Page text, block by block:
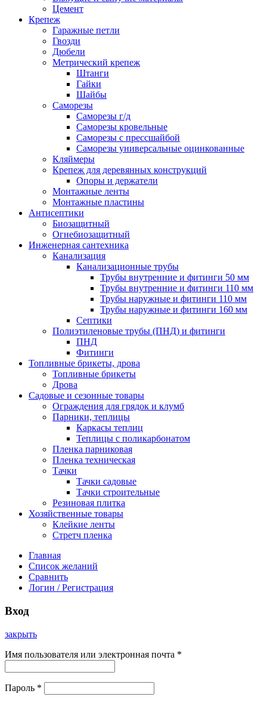
Цемент
Крепеж
Гаражные петли
Гвозди
Дюбели
Метрический крепеж
Штанги
Гайки
Шайбы
Саморезы
Саморезы г/д
Саморезы кровельные
Саморезы с прессшайбой
Саморезы универсальные оцинкованные
Кляймеры
Крепеж для деревянных конструкций
Опоры и держатели
Монтажные ленты
Монтажные пластины
Антисептики
Биозащитный
Огнебиозащитный
Инженерная сантехника
Канализация
Канализационные трубы
Трубы внутренние и фитинги 50 мм
Трубы внутренние и фитинги 110 мм
Трубы наружные и фитинги 110 мм
Трубы наружные и фитинги 160 мм
Септики
Полиэтиленовые трубы (ПНД) и фитинги
ПНД
Фитинги
Топливные брикеты, дрова
Топливные брикеты
Дрова
Садовые и сезонные товары
Ограждения для грядок и клумб
Парники, теплицы
Каркасы теплиц
Теплицы с поликарбонатом
Пленка парниковая
Пленка техническая
Тачки
Тачки садовые
Тачки строительные
Резиновая плитка
Хозяйственные товары
Клейкие ленты
Стретч пленка
Главная
Список желаний
Сравнить
Логин / Регистрация
Вход
закрыть
Имя пользователя или электронная почта *
Пароль *